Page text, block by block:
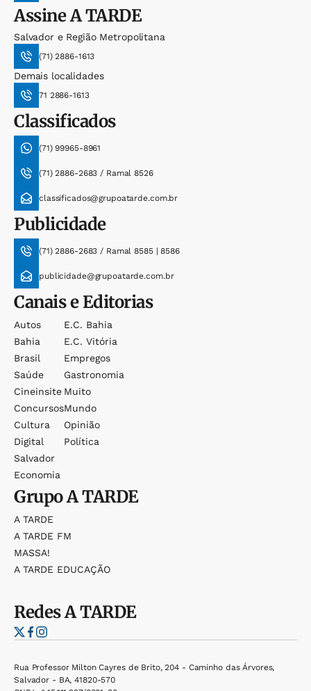
AssineA TARDE
Salvador e Região Metropolitana
(71) 2886-1613
Demais localidades
71 2886-1613
Classificados
(71) 99965-8961
(71) 2886-2683 / Ramal 8526
classificados@grupoatarde.com.br
Publicidade
(71) 2886-2683 / Ramal 8585 | 8586
publicidade@grupoatarde.com.br
Canais e Editorias
Autos
Bahia
Brasil
Saúde
Cineinsite
Concursos
Cultura
Digital
Salvador
Economia
E.c. Bahia
E.c. Vitória
Empregos
Gastronomia
Muito
Mundo
Opinião
Política
GrupoA TARDE
A TARDE
A TARDE FM
MASSA!
A TARDE EDUCAÇÃO
RedesA TARDE
Rua Professor Milton Cayres de Brito, 204 - Caminho das Árvores,
Salvador - BA, 41820-570